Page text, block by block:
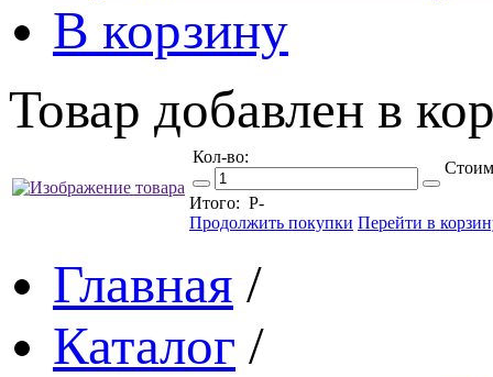
В корзину
Товар добавлен в
Кол-во:
Итого: Р-
Продолжить покупки Перейти в
Главная /
Каталог /